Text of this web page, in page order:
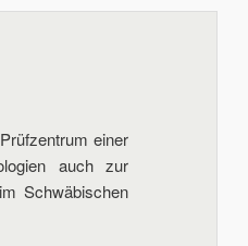
Navigation
einer
auch zur
Schwäbischen